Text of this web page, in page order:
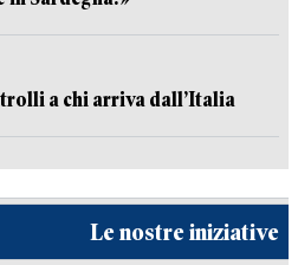
a chi arriva dall’Italia
Le nostre iniziative